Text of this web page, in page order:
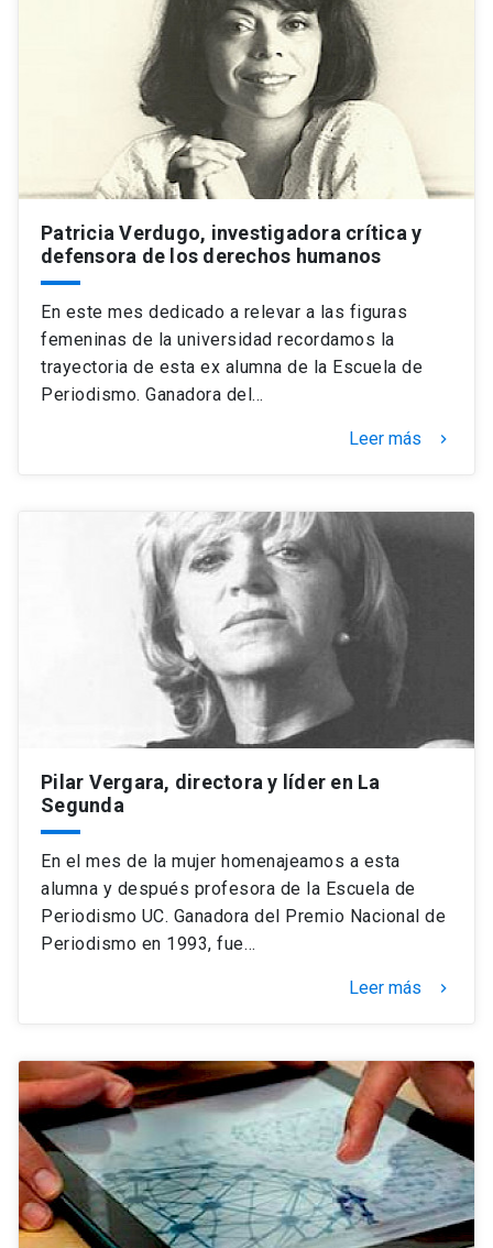
Patricia Verdugo, investigadora crítica y
defensora de los derechos humanos
En este mes dedicado a relevar a las figuras
femeninas de la universidad recordamos la
trayectoria de esta ex alumna de la Escuela de
Periodismo. Ganadora del…
Leer más keyboard_arrow_right
Pilar Vergara, directora y líder en La
Segunda
En el mes de la mujer homenajeamos a esta
alumna y después profesora de la Escuela de
Periodismo UC. Ganadora del Premio Nacional de
Periodismo en 1993, fue…
Leer más keyboard_arrow_right